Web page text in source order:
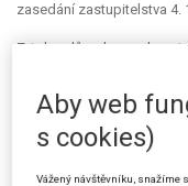
zasedání zastupitelstva 4.
Z toho důvodu
místní referendum
o
2010.
Odpůrce se k návrhu
zastupitelstvo města
Aby web
s cookies)
Vážený návštěvníku, snažíme